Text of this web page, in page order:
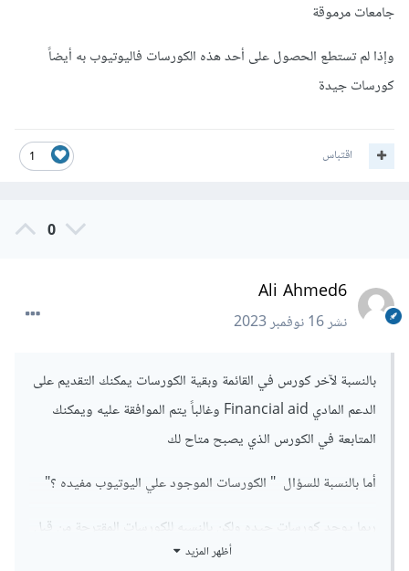
جامعات مرموقة
وإذا لم تستطع الحصول على أحد هذه الكورسات فاليوتيوب به أيضاً
كورسات جيدة
1 اقتباس
0
Ali Ahmed6
نشر16 نوفمبر 2023
بالنسبة لآخر كورس في القائمة وبقية الكورسات يمكنك التقديم على
الدعم المادي Financial aid وغالباً يتم الموافقة عليه ويمكنك
المتابعة في الكورس الذي يصبح متاح لك
أما بالنسبة للسؤال " الكورسات الموجود علي اليوتيوب مفيده ؟"
ربما يوجد كورسات جيده ولكن بالنسبه للكورسات المقترحة من قبل
مصطفى في التعليق السابق فهي ممتازة مقارنة بالنسبة لليوتيوب
أظهر المزيد